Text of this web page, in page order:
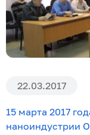
22.03.2017
15 марта 2017
наноиндустрии